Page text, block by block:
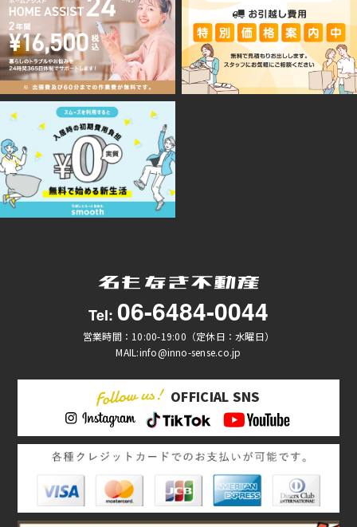
Tel: 06-6484-0044
営業時間：10:00-19:00（定休日：水曜日）
MAIL:info@inno-sense.co.jp
OFFICIAL SNS